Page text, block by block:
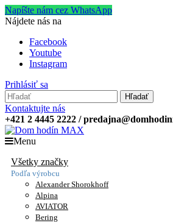
Napíšte nám cez WhatsApp
Nájdete nás na
Facebook
Youtube
Instagram
Prihlásiť sa
Hľadať
Kontaktujte nás
+421 2 4445 2222 /
Menu
Všetky značky
Podľa výrobcu
Alexander Shorokhoff
Alpina
AVIATOR
Bering